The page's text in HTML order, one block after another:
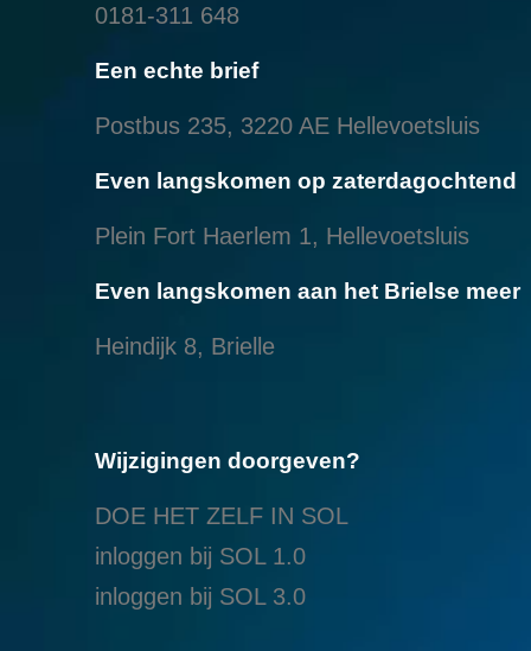
0181-311 648
Een echte brief
Postbus 235, 3220 AE Hellevoetsluis
Even langskomen op zaterdagochtend
Plein Fort Haerlem 1, Hellevoetsluis
Even langskomen aan het Brielse meer
Heindijk 8, Brielle
Wijzigingen doorgeven?
DOE HET ZELF IN SOL
inloggen bij SOL 1.0
inloggen bij SOL 3.0